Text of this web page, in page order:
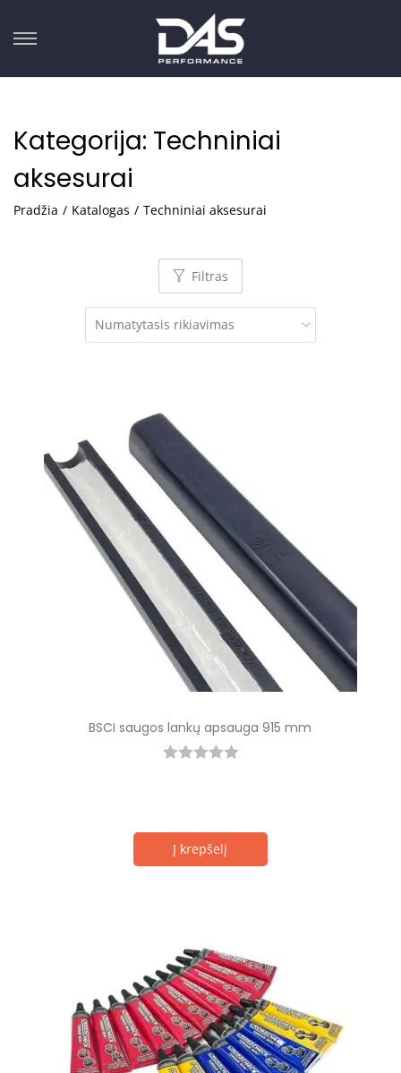
Kategorija: Techniniai
aksesurai
Pradžia / Katalogas / Techniniai aksesurai
Filtras
BSCI saugos lankų apsauga 915 mm
Į krepšelį